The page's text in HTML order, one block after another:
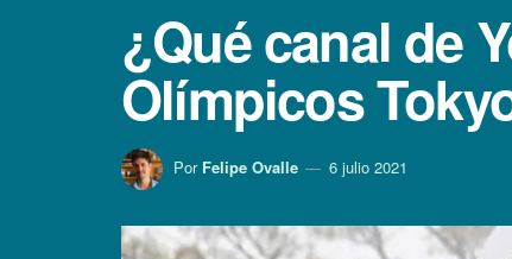
¿Qué canal de
Olímpicos
Por Felipe Ovalle 6 julio 2021